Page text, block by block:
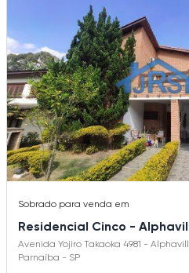
Sobrado para venda em
Residencial Cinco -
Avenida Yojiro Takaoka 4981 -
Parnaíba - SP